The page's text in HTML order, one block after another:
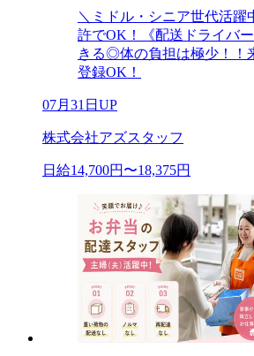
＼ミドル・シニア世代活躍
許でOK！《配送ドライバ
きる◎体の負担は極少！！
登録OK！
07月31日UP
株式会社アズスタッフ
日給14,700円〜18,375円